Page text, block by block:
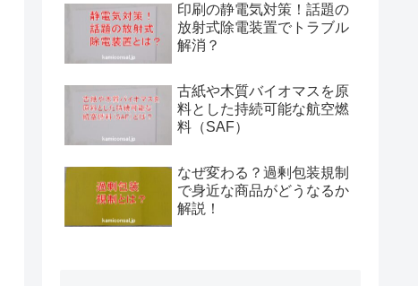
印刷の静電気対策！話題の
放射式除電装置でトラブル
解消？
古紙や木質バイオマスを原
料とした持続可能な航空燃
料（SAF）
なぜ変わる？過剰包装規制
で身近な商品がどうなるか
解説！